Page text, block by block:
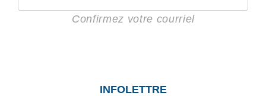
Confirmez votre courriel
INFOLETTRE